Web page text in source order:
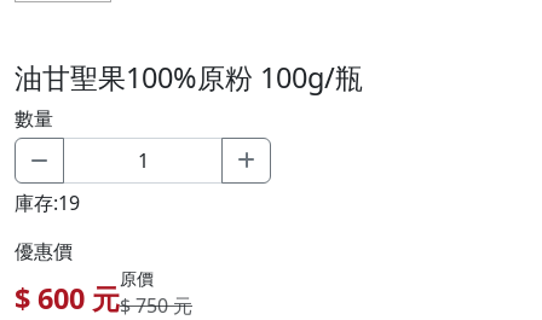
油甘聖果100%原粉 100g/瓶
數量
庫存:19
優惠價
$600 元
原價
$ 750 元